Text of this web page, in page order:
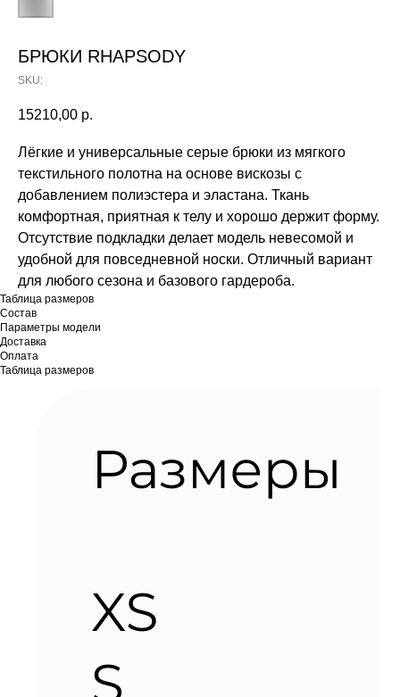
БРЮКИ RHAPSODY
SKU:
15210,00 р.
Лёгкие и универсальные серые брюки из мягкого
текстильного полотна на основе вискозы с
добавлением полиэстера и эластана. Ткань
комфортная, приятная к телу и хорошо держит форму.
Отсутствие подкладки делает модель невесомой и
удобной для повседневной носки. Отличный вариант
для любого сезона и базового гардероба.
Таблица размеров
Состав
Параметры модели
Доставка
Оплата
Таблица размеров